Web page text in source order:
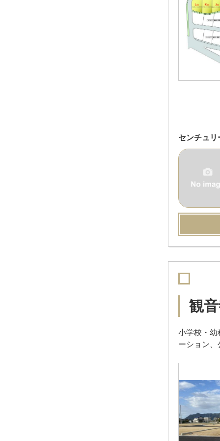
センチュ
観
小学校・幼
ーション、